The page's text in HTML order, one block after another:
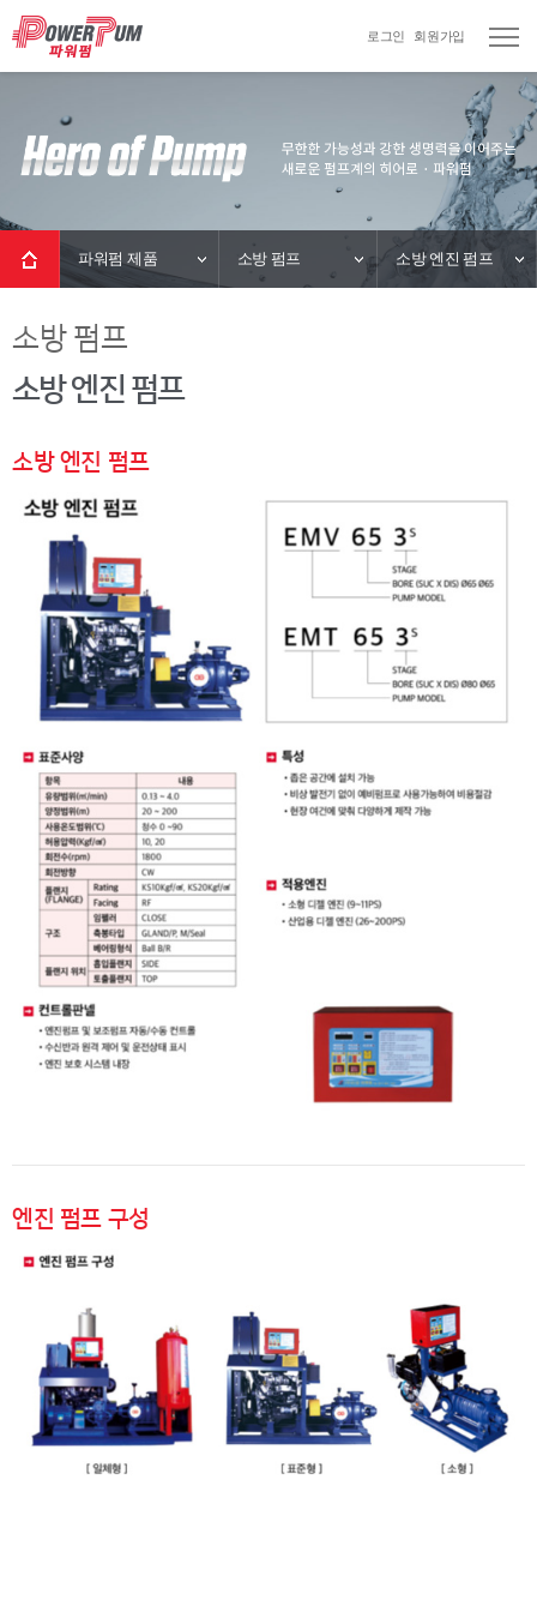
로그인 회원가입
파워펌 제품 소방 펌프 소방 엔진 펌프
소방 펌프
소방 엔진 펌프
소방 엔진 펌프
엔진 펌프 구성